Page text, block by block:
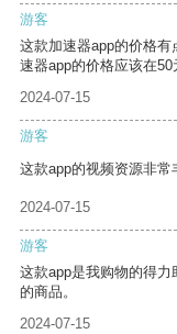
游客
这款加速器app的价格
速器app的价格应该在50
2024-07-15
游客
这款app的视频资源非常
2024-07-15
游客
这款app是我购物的得
的商品。
2024-07-15